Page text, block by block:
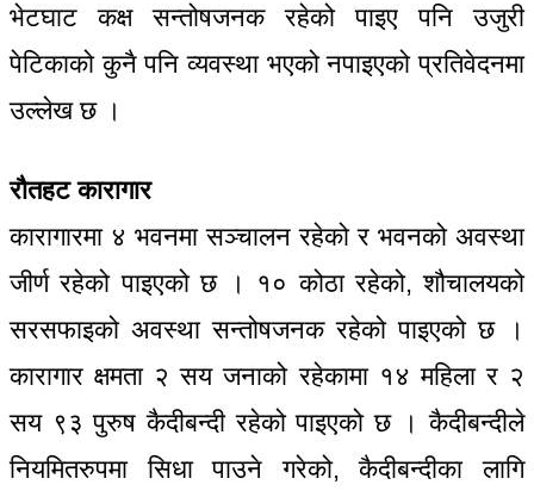
भेटघाट कक्ष सन्तोषजनक रहेको पाइए पनि उजुरी
पेटिकाको कुनै पनि व्यवस्था भएको नपाइएको प्रतिवेदनमा
उल्लेख छ ।
रौतहट कारागार
कारागारमा ४ भवनमा सञ्चालन रहेको र भवनको अवस्था
जीर्ण रहेको पाइएको छ । १० कोठा रहेको, शौचालयको
सरसफाइको अवस्था सन्तोषजनक रहेको पाइएको छ ।
कारागार क्षमता २ सय जनाको रहेकामा १४ महिला र २
सय ९३ पुरुष कैदीबन्दी रहेको पाइएको छ । कैदीबन्दीले
नियमितरुपमा सिधा पाउने गरेको, कैदीबन्दीका लागि